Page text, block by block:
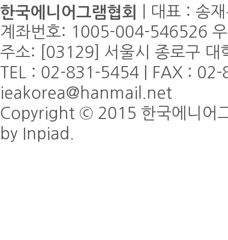
한국에니어그램협회
| 대표 : 송
계좌번호: 1005-004-546526 우
주소: [03129] 서울시 종로구 대
TEL : 02-831-5454 | FAX :
ieakorea@hanmail.net
Copyright © 2015 한국에니어
by Inpiad.